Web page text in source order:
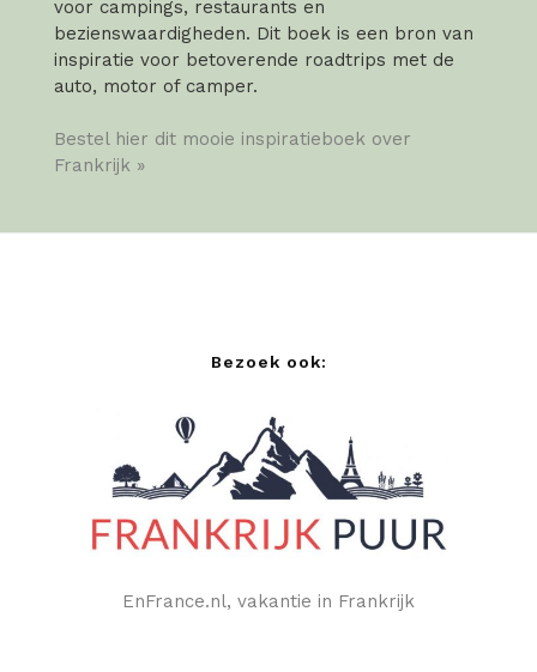
voor campings, restaurants en
bezienswaardigheden. Dit boek is een bron van
inspiratie voor betoverende roadtrips met de
auto, motor of camper.
Bestel hier dit mooie inspiratieboek over
Frankrijk »
Bezoek ook:
EnFrance.nl, vakantie in Frankrijk